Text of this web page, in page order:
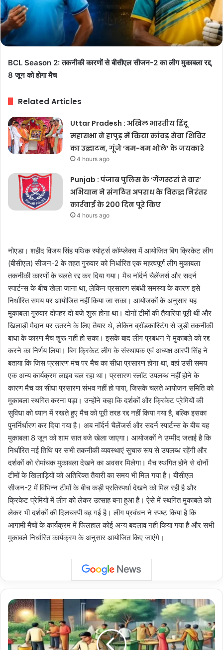
BCL Season 2: तकनीकी कारणों से बीसीएल सीजन-2 का लीग मुकाबला रद्द,
8 जून को होगा मैच
Related Articles
Uttar Pradesh : अखिल भारतीय हिंदू
महासभा ने हापुड़ में किया कांवड़ सेवा शिविर
का उद्घाटन, गूंजे ‘बम-बम भोले’ के जयकारे
4 hours ago
Punjab : पंजाब पुलिस के ‘गैंगस्टरां ते वार’
अभियान ने संगठित अपराध के विरुद्ध निरंतर
कार्रवाई के 200 दिन पूरे किए
4 hours ago
नोएडा। शहीद विजय सिंह पथिक स्पोर्ट्स कॉम्प्लेक्स में आयोजित बिग क्रिकेट लीग
(बीसीएल) सीजन-2 के तहत गुरुवार को निर्धारित एक महत्वपूर्ण लीग मुकाबला
तकनीकी कारणों के चलते रद्द कर दिया गया। मैच नॉर्दर्न चैलेंजर्स और सदर्न
स्पार्टन्स के बीच खेला जाना था, लेकिन प्रसारण संबंधी समस्या के कारण इसे
निर्धारित समय पर आयोजित नहीं किया जा सका। आयोजकों के अनुसार यह
मुकाबला गुरुवार दोपहर दो बजे शुरू होना था। दोनों टीमों की तैयारियां पूरी थीं और
खिलाड़ी मैदान पर उतरने के लिए तैयार थे, लेकिन ब्रॉडकास्टिंग से जुड़ी तकनीकी
बाधा के कारण मैच शुरू नहीं हो सका। इसके बाद लीग प्रबंधन ने मुकाबले को रद्द
करने का निर्णय लिया। बिग क्रिकेट लीग के संस्थापक एवं अध्यक्ष आरपी सिंह ने
बताया कि जिस प्रसारण मंच पर मैच का सीधा प्रसारण होना था, वहां उसी समय
एक अन्य कार्यक्रम लाइव चल रहा था। प्रसारण स्लॉट उपलब्ध नहीं होने के
कारण मैच का सीधा प्रसारण संभव नहीं हो पाया, जिसके चलते आयोजन समिति को
मुकाबला स्थगित करना पड़ा। उन्होंने कहा कि दर्शकों और क्रिकेट प्रेमियों की
सुविधा को ध्यान में रखते हुए मैच को पूरी तरह रद्द नहीं किया गया है, बल्कि इसका
पुनर्निर्धारण कर दिया गया है। अब नॉर्दर्न चैलेंजर्स और सदर्न स्पार्टन्स के बीच यह
मुकाबला 8 जून को शाम सात बजे खेला जाएगा। आयोजकों ने उम्मीद जताई है कि
निर्धारित नई तिथि पर सभी तकनीकी व्यवस्थाएं सुचारु रूप से उपलब्ध रहेंगी और
दर्शकों को रोमांचक मुकाबला देखने का अवसर मिलेगा। मैच स्थगित होने से दोनों
टीमों के खिलाड़ियों को अतिरिक्त तैयारी का समय भी मिल गया है। बीसीएल
सीजन-2 में विभिन्न टीमों के बीच कड़ी प्रतिस्पर्धा देखने को मिल रही है और
क्रिकेट प्रेमियों में लीग को लेकर उत्साह बना हुआ है। ऐसे में स्थगित मुकाबले को
लेकर भी दर्शकों की दिलचस्पी बढ़ गई है। लीग प्रबंधन ने स्पष्ट किया है कि
आगामी मैचों के कार्यक्रम में फिलहाल कोई अन्य बदलाव नहीं किया गया है और सभी
मुकाबले निर्धारित कार्यक्रम के अनुसार आयोजित किए जाएंगे।
Yamuna
City:
यमुना
सिटी
में